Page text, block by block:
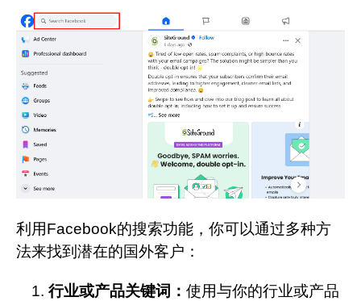
利用Facebook的搜索功能，你可以通过多种方
法来找到潜在的国外客户：
行业或产品关键词： 使用与你的行业或产品